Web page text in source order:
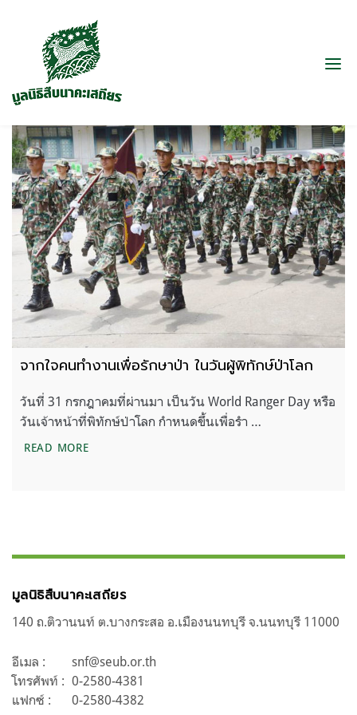
จากใจคนทำงานเพื่อรักษาป่า ในวันผู้พิทักษ์ป่าโลก
วันที่ 31 กรกฎาคมที่ผ่านมา เป็นวัน World Ranger Day หรือ
วันเจ้าหน้าที่พิทักษ์ป่าโลก กำหนดขึ้นเพื่อรำ …
READ MOREจากใจคนทำงานเพื่อรักษาป่า ในวันผู้พิทักษ์ป่าโลก
มูลนิธิสืบนาคะเสถียร
140 ถ.ติวานนท์ ต.บางกระสอ อ.เมืองนนทบุรี จ.นนทบุรี 11000
อีเมล :
snf@seub.or.th
โทรศัพท์ : 0-2580-4381
แฟกซ์ :
0-2580-4382